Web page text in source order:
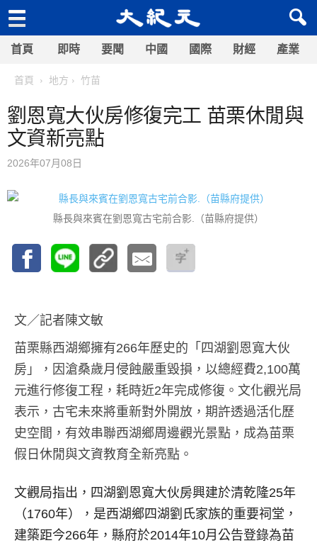
首頁 即時 要聞 中國 國際 財經 產業
首頁 地方 竹苗
劉恩寬大伙房修復完工 苗栗休閒與
文資新亮點
2026年07月08日
縣長與來賓在劉恩寬古宅前合影.（苗縣府提供）
文／記者陳文敏
苗栗縣西湖鄉擁有266年歷史的「四湖劉恩寬大伙
房」，因滄桑歲月侵蝕嚴重毀損，以總經費2,100萬
元進行修復工程，耗時近2年完成修復。文化觀光局
表示，古宅未來將重新對外開放，期許透過活化歷
史空間，有效串聯西湖鄉周邊觀光景點，成為苗栗
假日休閒與文資教育全新亮點。
文觀局指出，四湖劉恩寬大伙房興建於清乾隆25年
（1760年），是西湖鄉四湖劉氏家族的重要祠堂，
建築距今266年，縣府於2014年10月公告登錄為苗